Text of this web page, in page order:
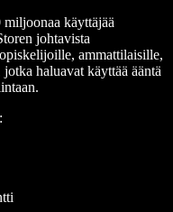
käyttäjää
johtavista
ammattilaisille,
haluavat käyttää ääntä